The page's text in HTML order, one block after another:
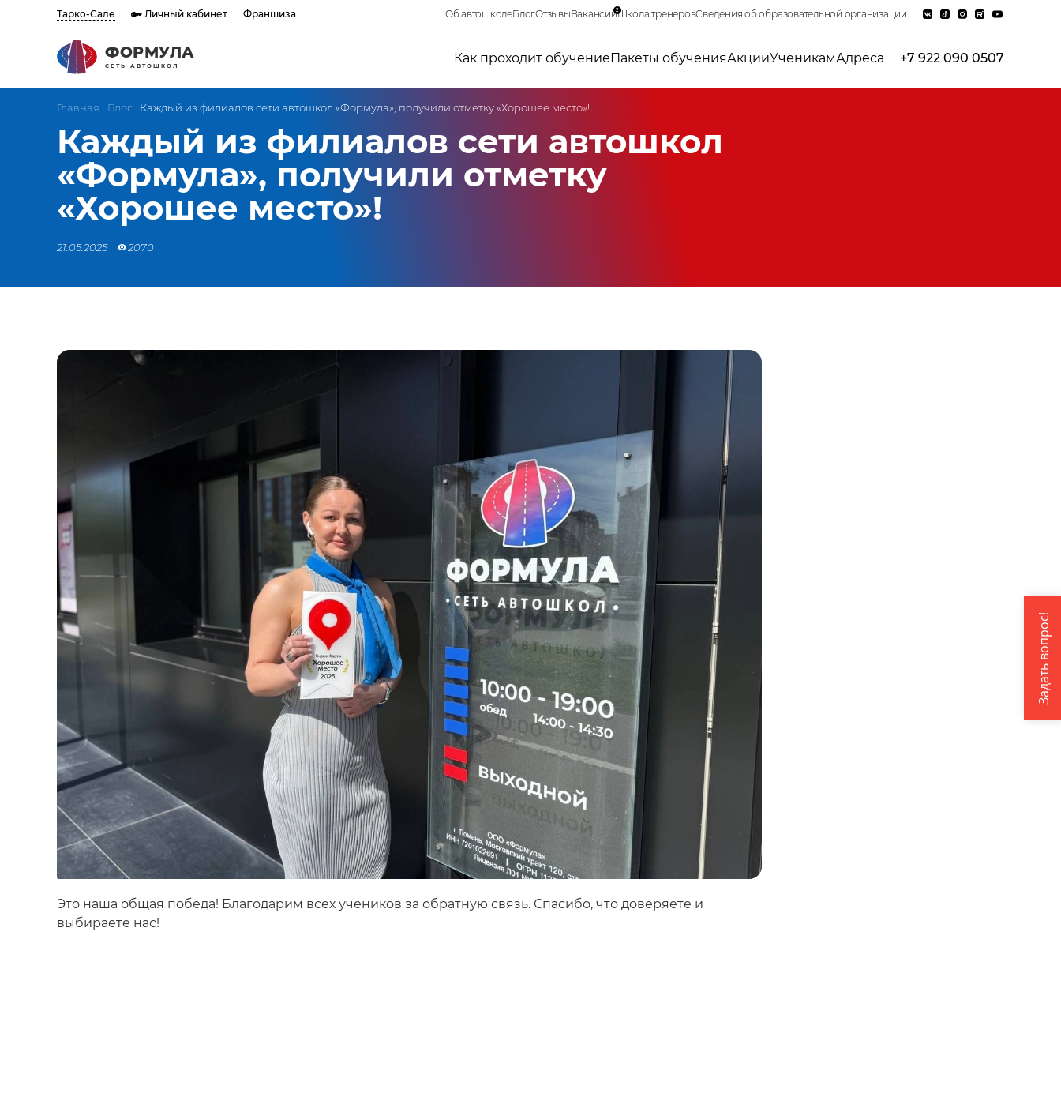
Тарко-Сале Личный кабинет Франшиза Об автошколеБлогОтзывыВакансии2Школа тренеровСведения об образовательной организации
ФОРМУЛА
СЕТЬ АВТОШКОЛ
Как проходит обучениеПакеты обученияАкцииУченикамАдреса +7 922 090 0507
Главная Блог Каждый из филиалов сети автошкол «Формула», получили отметку «Хорошее место»! ⁣⁣⠀
Каждый из филиалов сети автошкол
«Формула», получили отметку
«Хорошее место»! ⁣⁣⠀
21.05.2025 2070
Это наша общая победа! Благодарим всех учеников за обратную связь. Спасибо, что доверяете и
выбираете нас! ⁣⁣⠀
Задать вопрос!